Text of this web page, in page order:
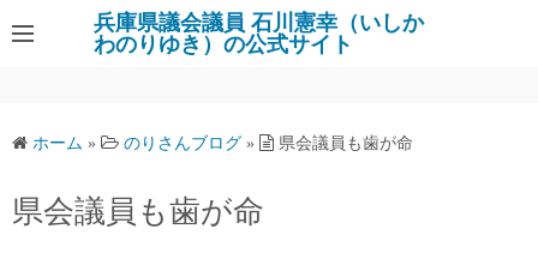
ン
ツ
ス
兵庫県議会議員 石川憲幸（いしか
わのりゆき）の公式サイト
ホーム » のりさんブログ » 県会議員も歯が命
県会議員も歯が命